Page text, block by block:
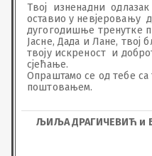
Твој  изненадни
оставио у невјеровању
дугогодишње тренутке
Јасне, Дада и Лане, твој
твоју искреност  и
сјећање.
Опраштамо се од тебе
поштовањем.
ЉИЉА ДРАГИЧЕВИЋ и